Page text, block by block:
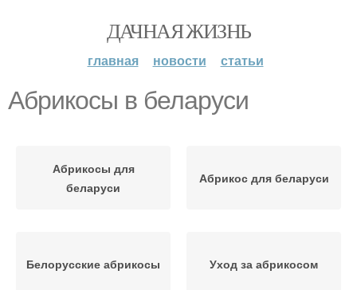
ДАЧНАЯ ЖИЗНЬ
главная новости статьи
Абрикосы в беларуси
Абрикосы для
беларуси
Абрикос для беларуси
Белорусские абрикосы Уход за абрикосом